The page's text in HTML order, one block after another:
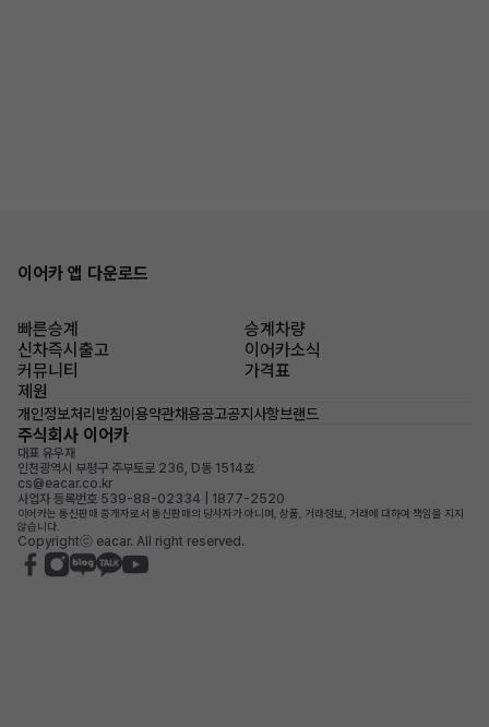
이어카 앱 다운로드
빠른승계
승계차량
신차즉시출고
이어카소식
커뮤니티
가격표
제원
개인정보처리방침이용약관채용공고공지사항브랜드
주식회사 이어카
대표 유우재
인천광역시 부평구 주부토로 236, D동 1514호
cs@eacar.co.kr
사업자 등록번호 539-88-02334 | 1877-2520
이어카는 통신판매 중개자로서 통신판매의 당사자가 아니며, 상품, 거래정보, 거래에 대하여 책임을 지지
않습니다.
Copyrightⓒ eacar. All right reserved.